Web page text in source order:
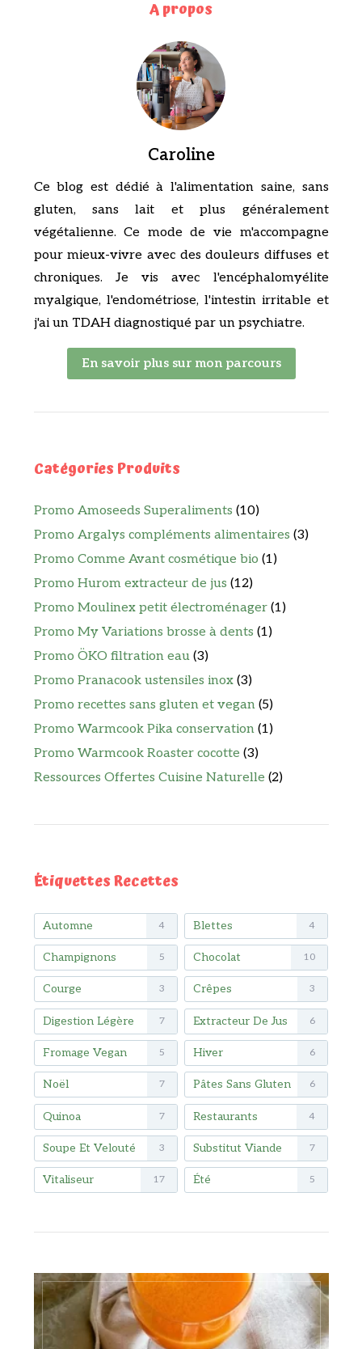
A propos
Caroline
Ce blog est dédié à l'alimentation saine, sans
gluten, sans lait et plus généralement
végétalienne. Ce mode de vie m'accompagne
pour mieux-vivre avec des douleurs diffuses et
chroniques. Je vis avec l'encéphalomyélite
myalgique, l'endométriose, l'intestin irritable et
j'ai un TDAH diagnostiqué par un psychiatre.
En savoir plus sur mon parcours
Catégories Produits
Promo Amoseeds Superaliments (10)
Promo Argalys compléments alimentaires (3)
Promo Comme Avant cosmétique bio (1)
Promo Hurom extracteur de jus (12)
Promo Moulinex petit électroménager (1)
Promo My Variations brosse à dents (1)
Promo ÖKO filtration eau (3)
Promo Pranacook ustensiles inox (3)
Promo recettes sans gluten et vegan (5)
Promo Warmcook Pika conservation (1)
Promo Warmcook Roaster cocotte (3)
Ressources Offertes Cuisine Naturelle (2)
Étiquettes Recettes
Automne 4 Blettes 4
Champignons 5 Chocolat 10
Courge 3 Crêpes 3
Digestion Légère 7 Extracteur De Jus 6
Fromage Vegan 5 Hiver 6
Noël 7 Pâtes Sans Gluten 6
Quinoa 7 Restaurants 4
Soupe Et Velouté 3 Substitut Viande 7
Vitaliseur 17 Été 5